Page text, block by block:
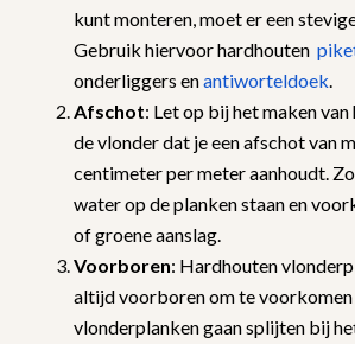
kunt monteren, moet er een
Gebruik hiervoor hardhouten
onderliggers enantiworteldoek
Afschot: Let op bij het maken
de vlonder dat je een afschot van
centimeter per meter aanhoudt.
water op de planken staan en
of groene aanslag.
Voorboren: Hardhouten
altijd voorboren om te voorkomen
vlonderplanken gaan splijten bij